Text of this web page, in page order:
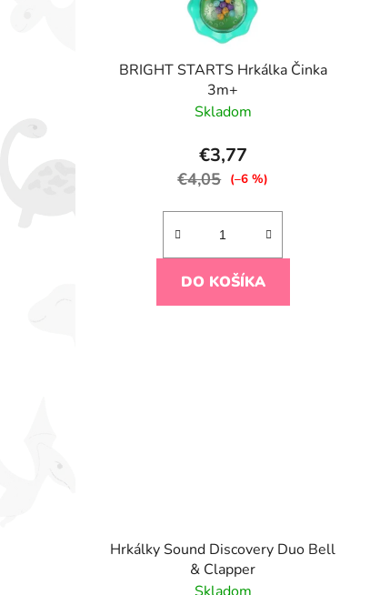
BRIGHT STARTS Hrkálka Činka
3m+
Skladom
€3,77
€4,05 (–6 %)
DO KOŠÍKA
Hrkálky Sound Discovery Duo Bell
& Clapper